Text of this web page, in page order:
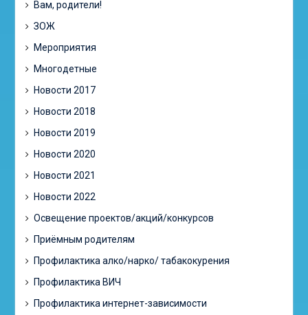
Вам, родители!
ЗОЖ
Мероприятия
Многодетные
Новости 2017
Новости 2018
Новости 2019
Новости 2020
Новости 2021
Новости 2022
Освещение проектов/акций/конкурсов
Приёмным родителям
Профилактика алко/нарко/ табакокурения
Профилактика ВИЧ
Профилактика интернет-зависимости